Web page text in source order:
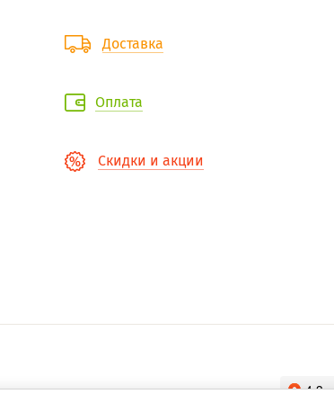
Доставка
Оплата
Скидки и акции